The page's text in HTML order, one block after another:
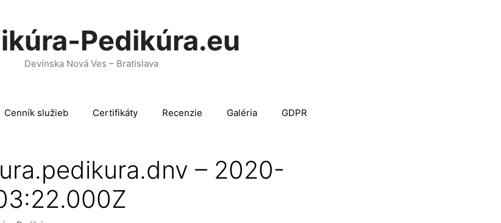
Pedikúra.eu
Devínska Nová Ves – Bratislava
Cenník služieb Certifikáty Recenzie Galéria GDPR
– 2020-